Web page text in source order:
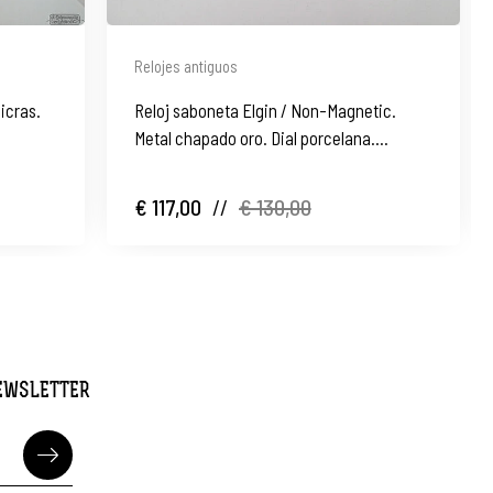
Relojes antiguos
Reloj saboneta Elgin / Non-Magnetic.
Metal chapado oro. Dial porcelana.
€ 117,00 // € 130,00